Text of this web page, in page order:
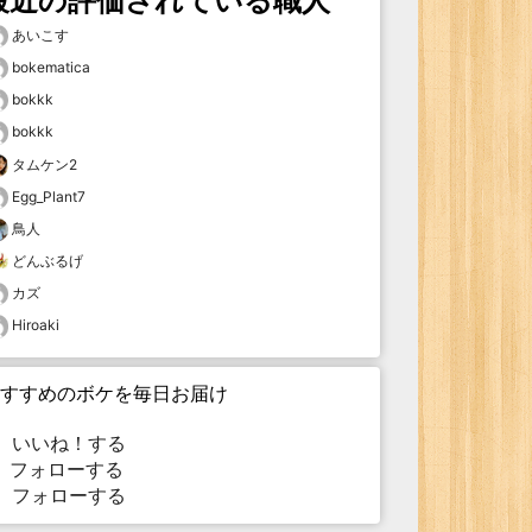
あいこす
bokematica
bokkk
bokkk
タムケン2
Egg_Plant7
鳥人
どんぶるげ
カズ
Hiroaki
すめのボケを毎日お届け
いいね！する
ォローする
フォローする